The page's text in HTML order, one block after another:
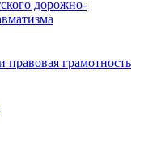
дорожно-
правовая грамотность